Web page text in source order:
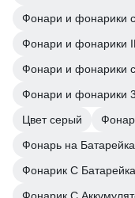
Фонари и фонарики
Фонари и фонарики
Фонари и фонарики
Цвет серый
Фонарь на
Фонарик С